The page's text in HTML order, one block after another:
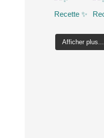
Afficher plus...